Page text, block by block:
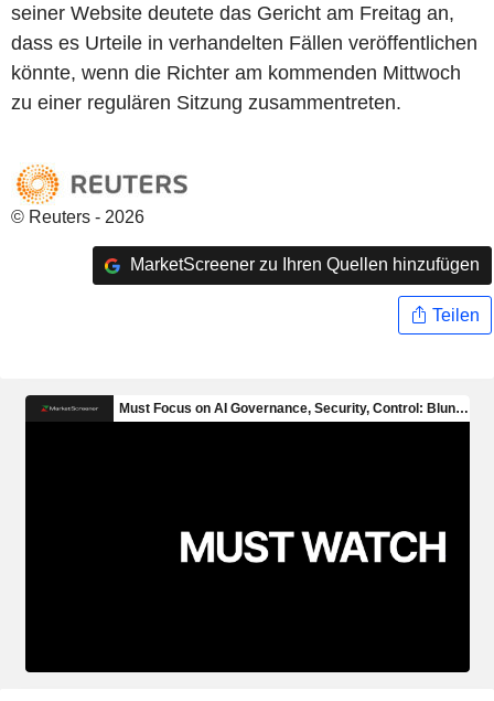
seiner Website deutete das Gericht am Freitag an,
dass es Urteile in verhandelten Fällen veröffentlichen
könnte, wenn die Richter am kommenden Mittwoch
zu einer regulären Sitzung zusammentreten.
© Reuters - 2026
MarketScreener zu Ihren Quellen hinzufügen
Teilen